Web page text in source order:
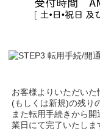
お客様よりいただい
(もしくは新規)の残り
また転用手続きから
業日にて完了いたしま